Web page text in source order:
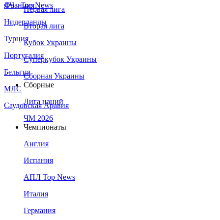
Франция
Нидерланды
Турция
Португалия
Бельгия
МЛС
Саудовская Аравия
ЛЧ - Top News
Первая лига
Вторая лига
Кубок Украины
Суперкубок Украины
Сборная Украины
Сборные
Лига наций
ЧМ 2026
Чемпионаты
Англия
Испания
АПЛ Top News
Италия
Германия